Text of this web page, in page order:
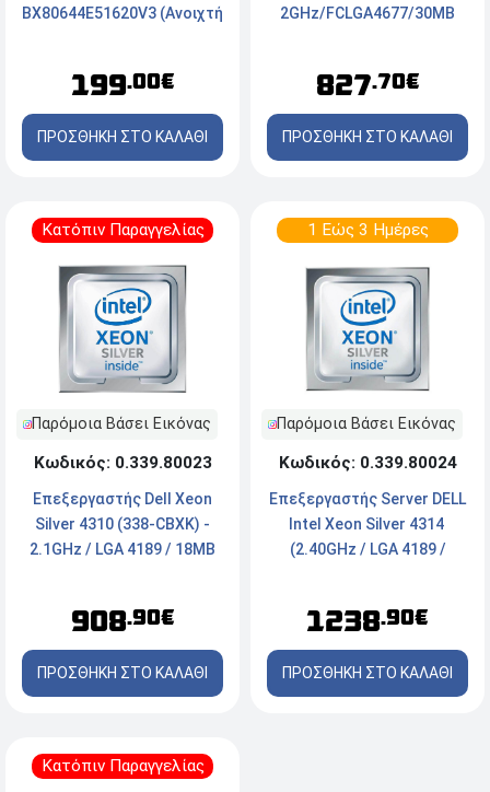
BX80644E51620V3 (Ανοιχτή
199.00€
ΠΡΟΣΘΗΚΗ ΣΤΟ ΚΑΛΑΘΙ
2GHz/FCLGA4677/30MB
827.70€
ΠΡΟΣΘΗΚΗ ΣΤΟ ΚΑΛΑΘΙ
Κατόπιν Παραγγελίας
Παρόμοια Βάσει Εικόνας
Κωδικός: 0.339.80023
Επεξεργαστής Dell Xeon
Silver 4310 (338-CBXK) -
2.1GHz / LGA 4189 / 18MB
908.90€
ΠΡΟΣΘΗΚΗ ΣΤΟ ΚΑΛΑΘΙ
1 Εώς 3 Ημέρες
Παρόμοια Βάσει Εικόνας
Κωδικός: 0.339.80024
Επεξεργαστής Server DELL
Intel Xeon Silver 4314 ​
(2.40GHz / LGA 4189 /
1238.90€
ΠΡΟΣΘΗΚΗ ΣΤΟ ΚΑΛΑΘΙ
Κατόπιν Παραγγελίας